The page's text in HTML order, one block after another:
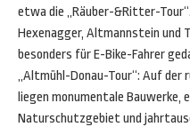
etwa die „Räuber-&Ritter-
Hexenagger, Altmannstein und
besonders für E-Bike-Fahrer
„Altmühl-Donau-Tour“: Auf der
liegen monumentale Bauwerke,
Naturschutzgebiet und